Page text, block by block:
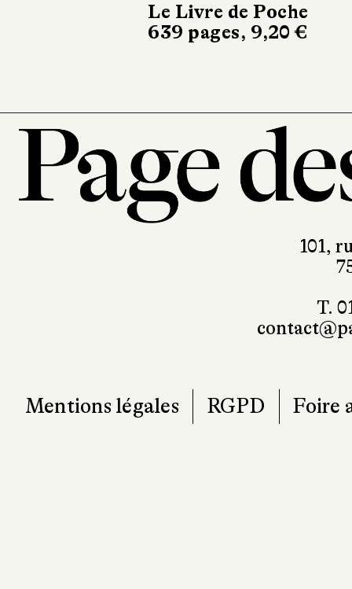
Le Livre de Poche
639 pages, 9,20 €
Albin
427
101,
T.
Mentions légales RGPD Foire